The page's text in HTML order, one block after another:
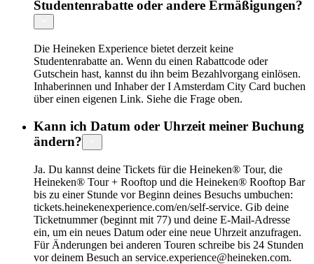
Studentenrabatte oder andere Ermäßigungen?
Die Heineken Experience bietet derzeit keine
Studentenrabatte an. Wenn du einen Rabattcode oder
Gutschein hast, kannst du ihn beim Bezahlvorgang einlösen.
Inhaberinnen und Inhaber der I Amsterdam City Card buchen
über einen eigenen Link. Siehe die Frage oben.
Kann ich Datum oder Uhrzeit meiner Buchung
ändern?
Ja. Du kannst deine Tickets für die Heineken® Tour, die
Heineken® Tour + Rooftop und die Heineken® Rooftop Bar
bis zu einer Stunde vor Beginn deines Besuchs umbuchen:
tickets.heinekenexperience.com/en/self-service. Gib deine
Ticketnummer (beginnt mit 77) und deine E-Mail-Adresse
ein, um ein neues Datum oder eine neue Uhrzeit anzufragen.
Für Änderungen bei anderen Touren schreibe bis 24 Stunden
vor deinem Besuch an service.experience@heineken.com.